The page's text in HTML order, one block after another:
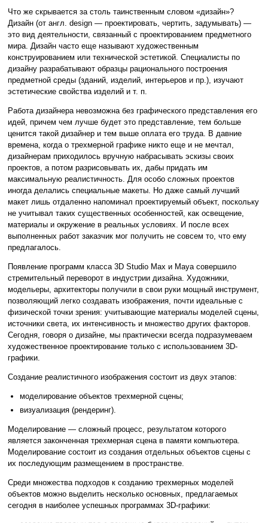
Что же скрывается за столь таинственным словом «дизайн»?
Дизайн (от англ. design — проектировать, чертить, задумывать) —
это вид деятельности, связанный с проектированием предметного
мира. Дизайн часто еще называют художественным
конструированием или технической эстетикой. Специалисты по
дизайну разрабатывают образцы рационального построения
предметной среды (зданий, изделий, интерьеров и пр.), изучают
эстетические свойства изделий и т. п.
Работа дизайнера невозможна без графического представления его
идей, причем чем лучше будет это представление, тем больше
ценится такой дизайнер и тем выше оплата его труда. В давние
времена, когда о трехмерной графике никто еще и не мечтал,
дизайнерам приходилось вручную набрасывать эскизы своих
проектов, а потом разрисовывать их, дабы придать им
максимальную реалистичность. Для особо сложных проектов
иногда делались специальные макеты. Но даже самый лучший
макет лишь отдаленно напоминал проектируемый объект, поскольку
не учитывал таких существенных особенностей, как освещение,
материалы и окружение в реальных условиях. И после всех
выполненных работ заказчик мог получить не совсем то, что ему
предлагалось.
Появление программ класса 3D Studio Max и Maya совершило
стремительный переворот в индустрии дизайна. Художники,
модельеры, архитекторы получили в свои руки мощный инструмент,
позволяющий легко создавать изображения, почти идеальные с
физической точки зрения: учитывающие материалы моделей сцены,
источники света, их интенсивность и множество других факторов.
Сегодня, говоря о дизайне, мы практически всегда подразумеваем
художественное проектирование только с использованием 3D-
графики.
Создание реалистичного изображения состоит из двух этапов:
моделирование объектов трехмерной сцены;
визуализация (рендеринг).
Моделирование — сложный процесс, результатом которого
является законченная трехмерная сцена в памяти компьютера.
Моделирование состоит из создания отдельных объектов сцены с
их последующим размещением в пространстве.
Среди множества подходов к созданию трехмерных моделей
объектов можно выделить несколько основных, предлагаемых
сегодня в наиболее успешных программах 3D-графики: